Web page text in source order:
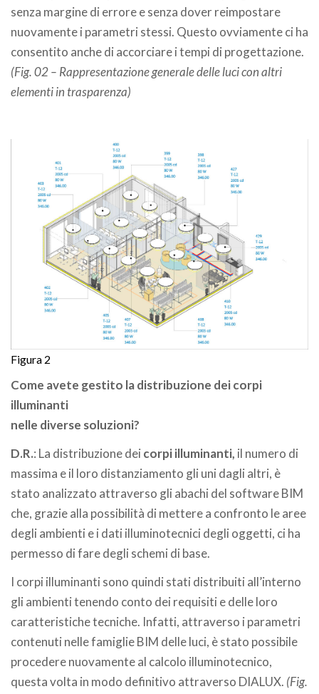
senza margine di errore e senza dover reimpostare
nuovamente i parametri stessi. Questo ovviamente ci ha
consentito anche di accorciare i tempi di progettazione.
(Fig. 02 – Rappresentazione generale delle luci con altri
elementi in trasparenza)
Figura 2
Come avete gestito la distribuzione dei corpi
illuminanti
nelle diverse soluzioni?
D.R.: La distribuzione dei corpi illuminanti, il numero di
massima e il loro distanziamento gli uni dagli altri, è
stato analizzato attraverso gli abachi del software BIM
che, grazie alla possibilità di mettere a confronto le aree
degli ambienti e i dati illuminotecnici degli oggetti, ci ha
permesso di fare degli schemi di base.
I corpi illuminanti sono quindi stati distribuiti all’interno
gli ambienti tenendo conto dei requisiti e delle loro
caratteristiche tecniche. Infatti, attraverso i parametri
contenuti nelle famiglie BIM delle luci, è stato possibile
procedere nuovamente al calcolo illuminotecnico,
questa volta in modo definitivo attraverso DIALUX. (Fig.